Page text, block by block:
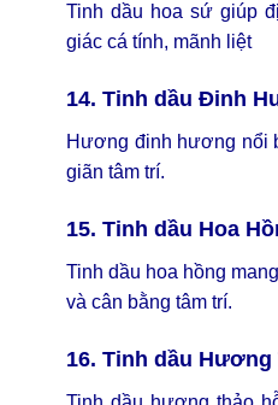
Tinh dầu hoa sứ giúp
giác cá tính, mãnh liệt
14. Tinh dầu Đinh
Hương đinh hương nổi
giãn tâm trí.
15. Tinh dầu Hoa
Tinh dầu hoa hồng
và cân bằng tâm trí.
16. Tinh dầu Hương